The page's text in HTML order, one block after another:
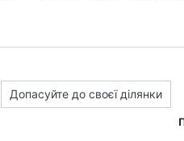
Допасуйте до своєї ділянки